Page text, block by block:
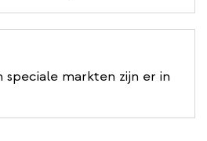
speciale markten zijn er in